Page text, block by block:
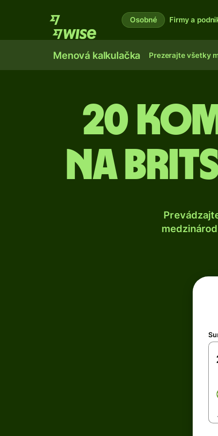
Osobné Firmy a
Menová kalkulačka Prezerajte všetky
20
na